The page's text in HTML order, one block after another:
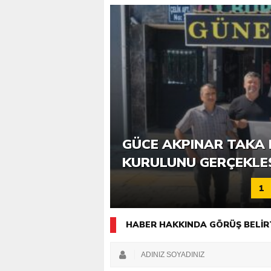
6. GÜCE TEKKEKÖY
KATILIMLA
GÜCE AKPINAR TAKA
KURULUNU
1
HABER HAKKINDA GÖRÜŞ